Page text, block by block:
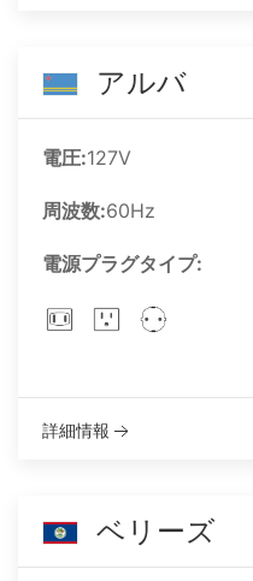
アルバ
電圧:127V
周波数:60Hz
電源プラグタイプ:
詳細情報
ベリーズ